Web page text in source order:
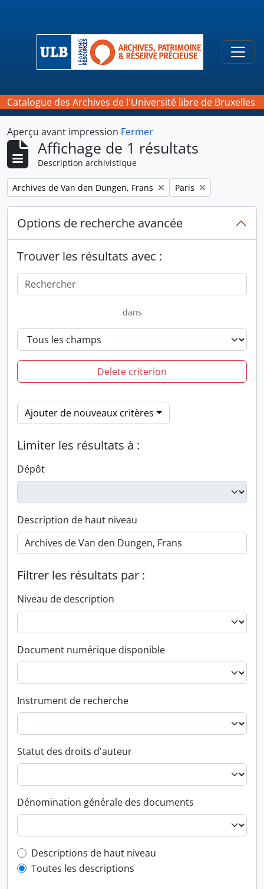
Catalogue des Archives de l'Université libre de Bruxelles
Aperçu avant impression Fermer
Affichage de 1 résultats
Description archivistique
Remove filter:
Archives de Van den Dungen, Frans Remove filter:
Paris
Options de recherche avancée
Trouver les résultats avec :
dans
Delete criterion
Ajouter de nouveaux critères
Limiter les résultats à :
Dépôt
Description de haut niveau
Filtrer les résultats par :
Niveau de description
Document numérique disponible
Instrument de recherche
Statut des droits d'auteur
Dénomination générale des documents
Top-level description filter
Descriptions de haut niveau
Toutes les descriptions